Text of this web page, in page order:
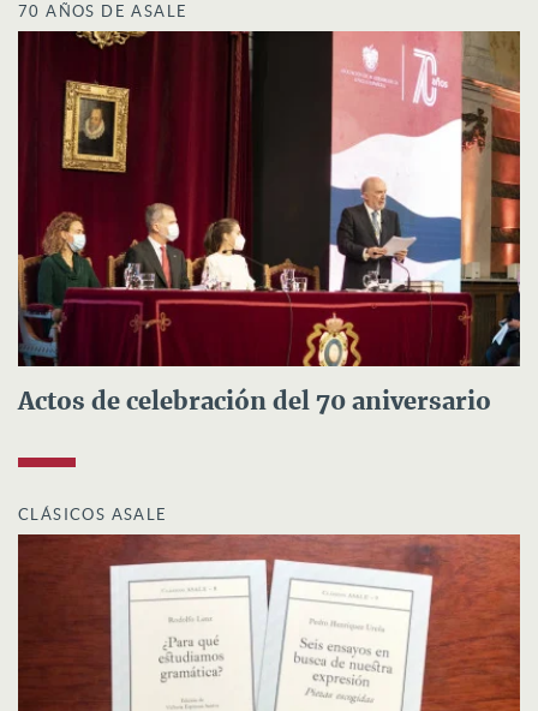
70 AÑOS DE ASALE
Actos de celebración del 70 aniversario
CLÁSICOS ASALE